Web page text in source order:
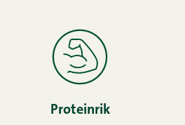
Proteinrik